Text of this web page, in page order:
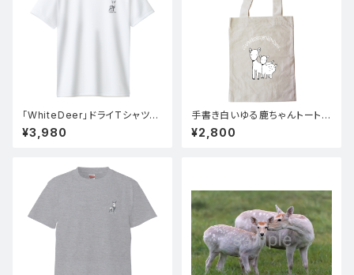
「WhiteDeer」ドライTシャツ
(ホワイト)
¥3,980
手書き白いゆる鹿ちゃんトートバ
ッグ(両面)
¥2,800